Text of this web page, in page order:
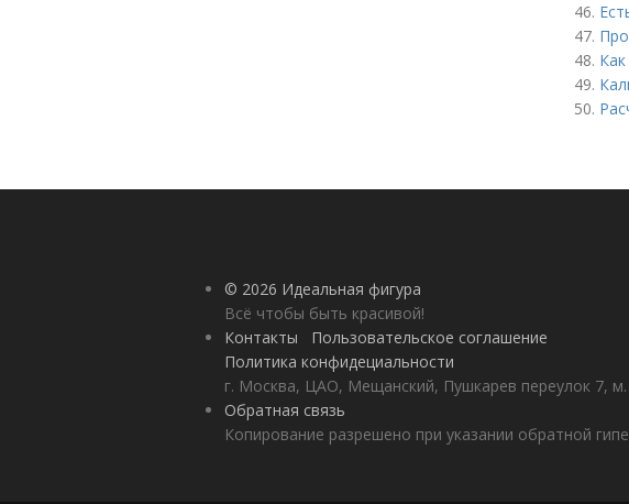
46.
47.
48.
49.
50.
© 2026 Идеальная фигура
Всё чтобы быть красивой!
Контакты
Пользовательское соглашение
Политика конфидециальности
г. Москва, ЦАО, Мещанский, Пушкарев переулок 7, м.
Обратная связь
Копирование разрешено при указании обратной